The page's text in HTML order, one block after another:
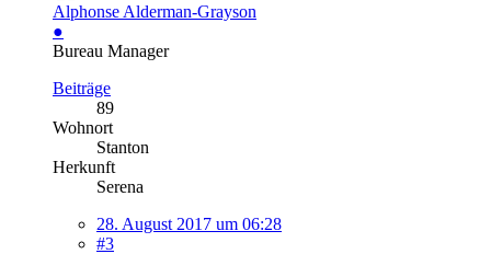
Alphonse Alderman-Grayson
●
Bureau Manager
Beiträge
89
Wohnort
Stanton
Herkunft
Serena
28. August 2017 um 06:28
#3